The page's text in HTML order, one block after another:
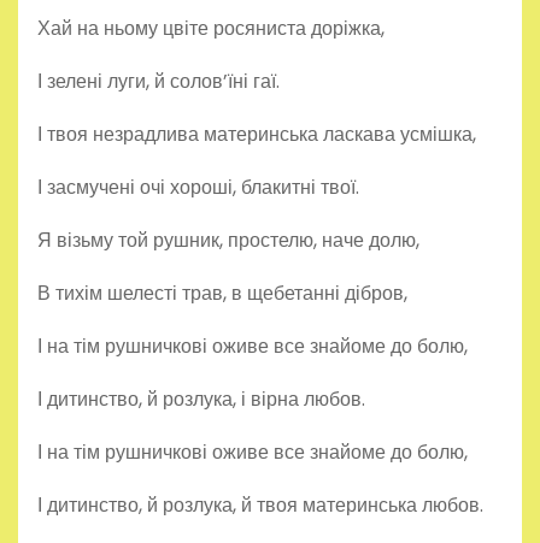
Хай на ньому цвіте росяниста доріжка,
І зелені луги, й солов’їні гаї.
І твоя незрадлива материнська ласкава усмішка,
І засмучені очі хороші, блакитні твої.
Я візьму той рушник, простелю, наче долю,
В тихім шелесті трав, в щебетанні дібров,
І на тім рушничкові оживе все знайоме до болю,
І дитинство, й розлука, і вірна любов.
І на тім рушничкові оживе все знайоме до болю,
І дитинство, й розлука, й твоя материнська любов.